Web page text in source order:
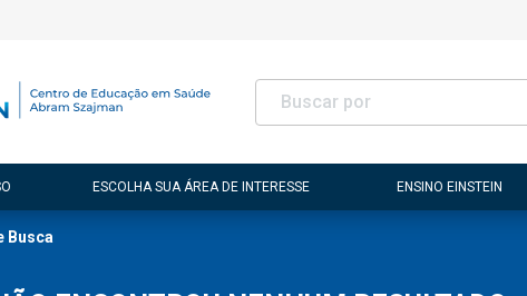
ESCOLHA SUA ÁREA DE INTERESSE ENSINO EINSTEIN
Busca